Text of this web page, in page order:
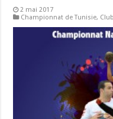
2 mai 2017
Championnat de Tunisie,